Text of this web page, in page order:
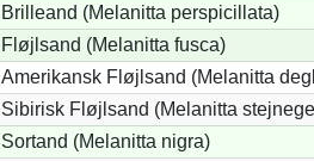
Brilleand (Melanitta perspicillata)
Fløjlsand (Melanitta fusca)
Amerikansk Fløjlsand (Melanitta
Sibirisk Fløjlsand (Melanitta
Sortand (Melanitta nigra)